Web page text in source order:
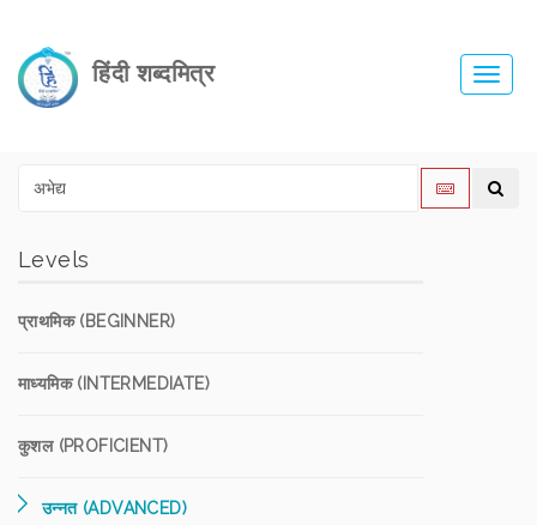
हिंदी शब्दमित्र
Levels
प्राथमिक (BEGINNER)
माध्यमिक (INTERMEDIATE)
कुशल (PROFICIENT)
उन्नत (ADVANCED)